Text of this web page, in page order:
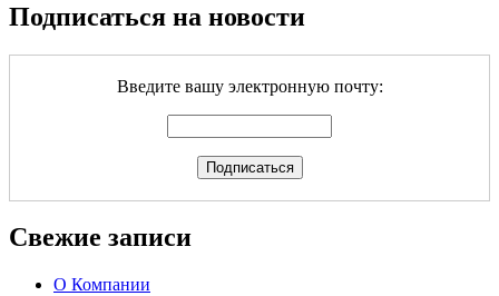
Подписаться на новости
Введите вашу электронную почту:
Свежие записи
О Компании